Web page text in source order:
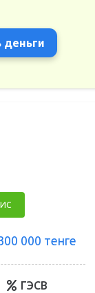
деньги
000 тенге
ГЭСВ